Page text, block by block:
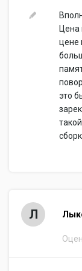
Цена
цене
это
Л